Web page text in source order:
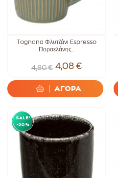
Tognana Φλυτζάνι Espresso
Πορσελάνης...
4,80 € 4,08 €
ΑΓΟΡΑ
SALE!
-20%